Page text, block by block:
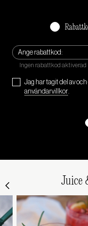
Ange rabattkod:
Jag har tagit del av
användarvillkor
Juice